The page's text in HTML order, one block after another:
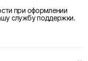
при оформлении
службу поддержки.